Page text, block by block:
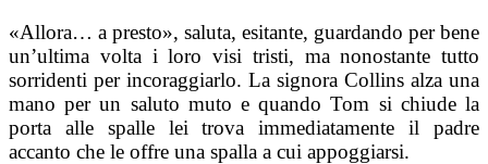
«Allora… a presto», saluta, esitante, guardando per bene
un’ultima volta i loro visi tristi, ma nonostante tutto
sorridenti per incoraggiarlo. La signora Collins alza una
mano per un saluto muto e quando Tom si chiude la
porta alle spalle lei trova immediatamente il padre
accanto che le offre una spalla a cui appoggiarsi.